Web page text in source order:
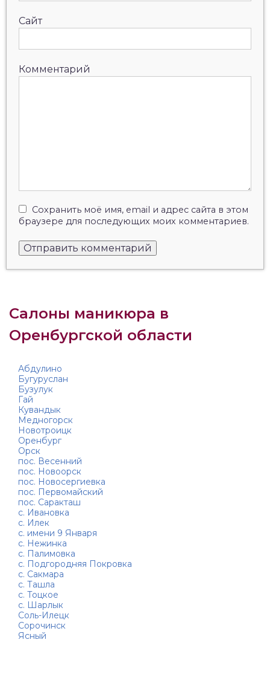
Сайт
Комментарий
Сохранить моё имя, email и адрес сайта в этом
браузере для последующих моих комментариев.
Салоны маникюра в
Оренбургской области
Абдулино
Бугуруслан
Бузулук
Гай
Кувандык
Медногорск
Новотроицк
Оренбург
Орск
пос. Весенний
пос. Новоорск
пос. Новосергиевка
пос. Первомайский
пос. Саракташ
с. Ивановка
с. Илек
с. имени 9 Января
с. Нежинка
с. Палимовка
с. Подгородняя Покровка
с. Сакмара
с. Ташла
с. Тоцкое
с. Шарлык
Соль-Илецк
Сорочинск
Ясный